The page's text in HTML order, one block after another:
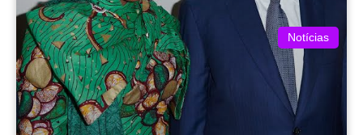
Notícias